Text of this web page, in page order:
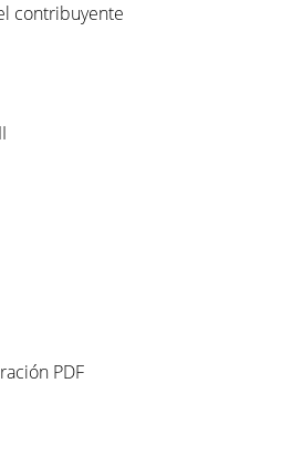
contribuyente
PDF